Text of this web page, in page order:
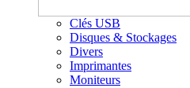
Clés USB
Disques & Stockages
Divers
Imprimantes
Moniteurs